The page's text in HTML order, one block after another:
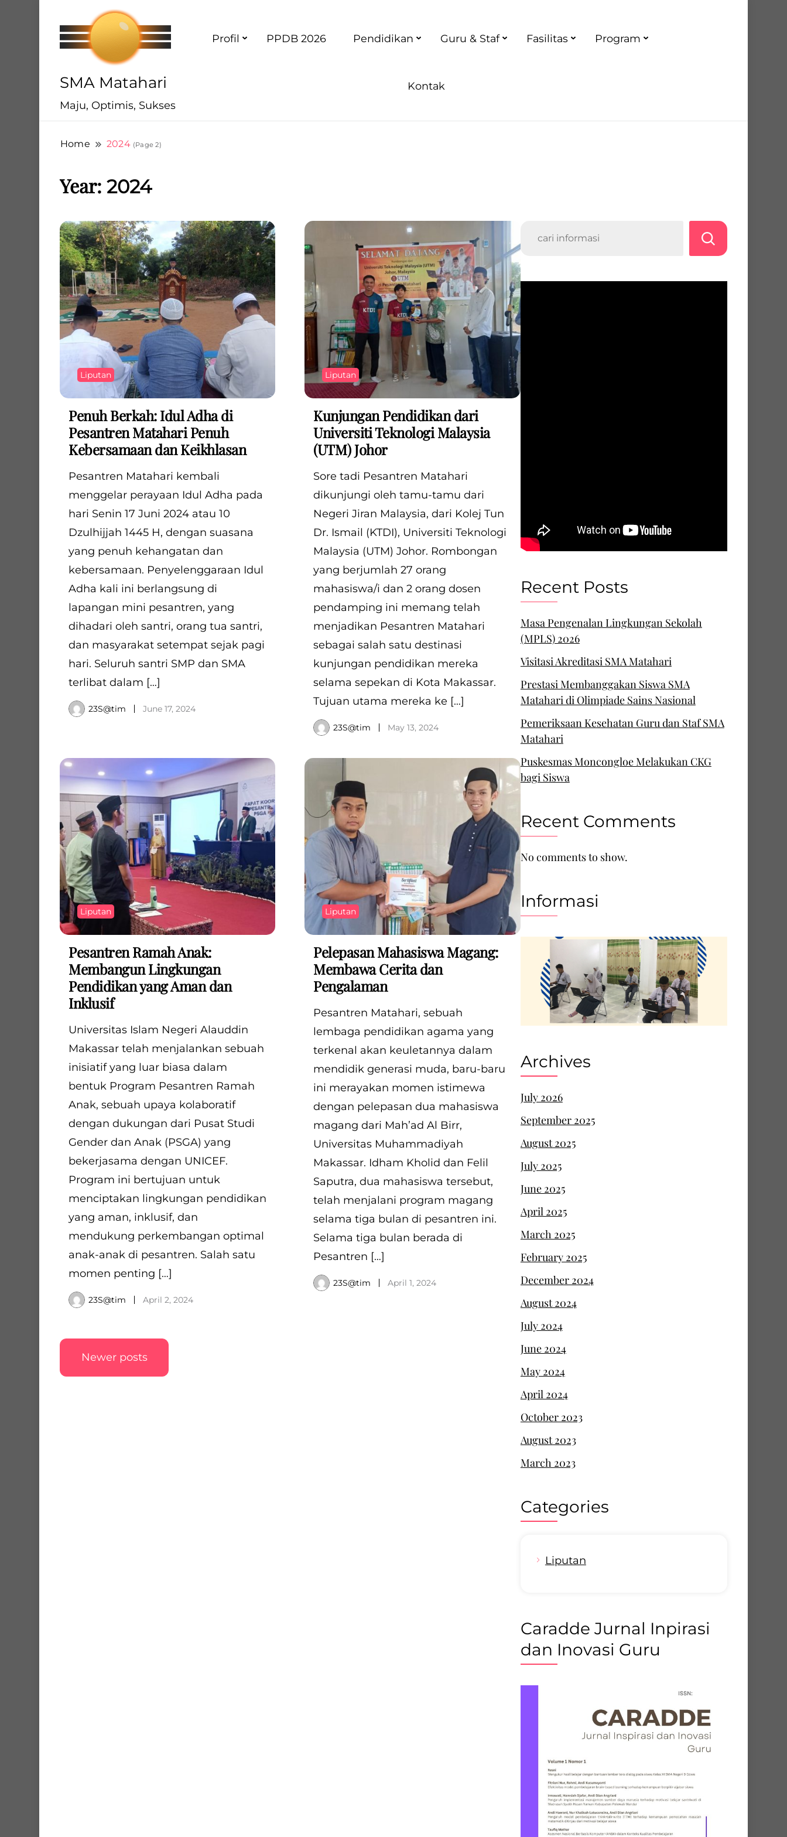
SMA Matahari
Maju, Optimis, Sukses
Profil PPDB 2026 Pendidikan Guru & Staf Fasilitas Program
Kontak
Home 2024 (Page 2)
Year: 2024
Liputan
Penuh Berkah: Idul Adha di
Pesantren Matahari Penuh
Kebersamaan dan Keikhlasan
Pesantren Matahari kembali
menggelar perayaan Idul Adha pada
hari Senin 17 Juni 2024 atau 10
Dzulhijjah 1445 H, dengan suasana
yang penuh kehangatan dan
kebersamaan. Penyelenggaraan Idul
Adha kali ini berlangsung di
lapangan mini pesantren, yang
dihadari oleh santri, orang tua santri,
dan masyarakat setempat sejak pagi
hari. Seluruh santri SMP dan SMA
terlibat dalam […]
23S@tim June 17, 2024
Liputan
Kunjungan Pendidikan dari
Universiti Teknologi Malaysia
(UTM) Johor
Sore tadi Pesantren Matahari
dikunjungi oleh tamu-tamu dari
Negeri Jiran Malaysia, dari Kolej Tun
Dr. Ismail (KTDI), Universiti Teknologi
Malaysia (UTM) Johor. Rombongan
yang berjumlah 27 orang
mahasiswa/i dan 2 orang dosen
pendamping ini memang telah
menjadikan Pesantren Matahari
sebagai salah satu destinasi
kunjungan pendidikan mereka
selama sepekan di Kota Makassar.
Tujuan utama mereka ke […]
23S@tim May 13, 2024
Liputan
Pesantren Ramah Anak:
Membangun Lingkungan
Pendidikan yang Aman dan
Inklusif
Universitas Islam Negeri Alauddin
Makassar telah menjalankan sebuah
inisiatif yang luar biasa dalam
bentuk Program Pesantren Ramah
Anak, sebuah upaya kolaboratif
dengan dukungan dari Pusat Studi
Gender dan Anak (PSGA) yang
bekerjasama dengan UNICEF.
Program ini bertujuan untuk
menciptakan lingkungan pendidikan
yang aman, inklusif, dan
mendukung perkembangan optimal
anak-anak di pesantren. Salah satu
momen penting […]
23S@tim April 2, 2024
Liputan
Pelepasan Mahasiswa Magang:
Membawa Cerita dan
Pengalaman
Pesantren Matahari, sebuah
lembaga pendidikan agama yang
terkenal akan keuletannya dalam
mendidik generasi muda, baru-baru
ini merayakan momen istimewa
dengan pelepasan dua mahasiswa
magang dari Mah’ad Al Birr,
Universitas Muhammadiyah
Makassar. Idham Kholid dan Felil
Saputra, dua mahasiswa tersebut,
telah menjalani program magang
selama tiga bulan di pesantren ini.
Selama tiga bulan berada di
Pesantren […]
23S@tim April 1, 2024
Posts
navigation
Newer posts
Search
Recent Posts
Masa Pengenalan Lingkungan Sekolah
(MPLS) 2026
Visitasi Akreditasi SMA Matahari
Prestasi Membanggakan Siswa SMA
Matahari di Olimpiade Sains Nasional
Pemeriksaan Kesehatan Guru dan Staf SMA
Matahari
Puskesmas Moncongloe Melakukan CKG
bagi Siswa
Recent Comments
No comments to show.
Informasi
Archives
July 2026
September 2025
August 2025
July 2025
June 2025
April 2025
March 2025
February 2025
December 2024
August 2024
July 2024
June 2024
May 2024
April 2024
October 2023
August 2023
March 2023
Categories
Liputan
Caradde Jurnal Inpirasi
dan Inovasi Guru